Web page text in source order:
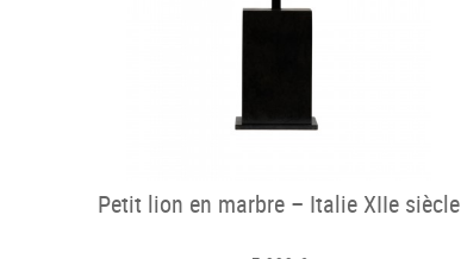
Petit lion en marbre – Italie XIIe siècle